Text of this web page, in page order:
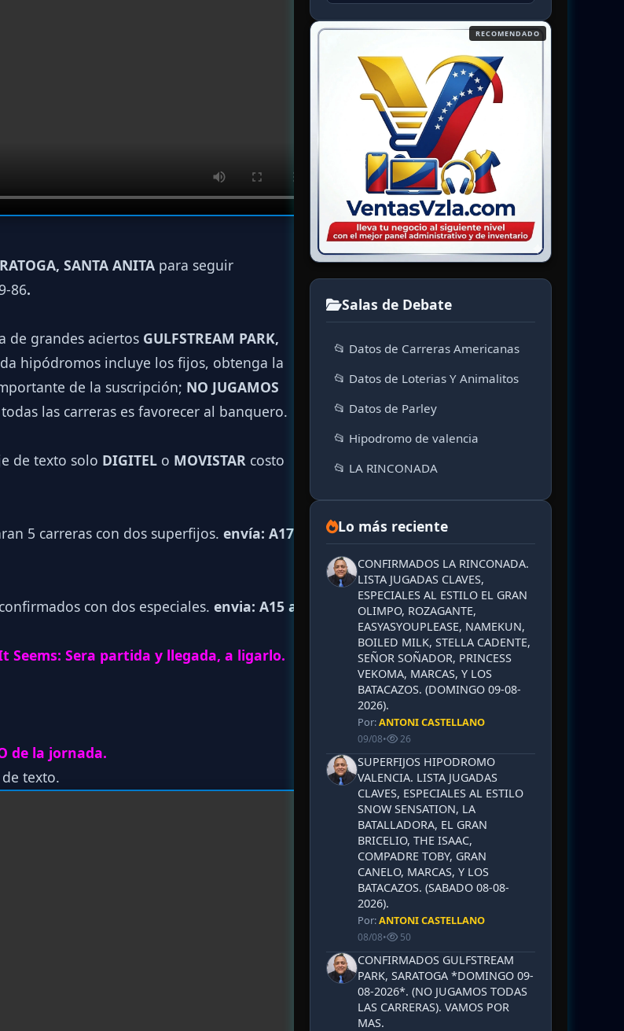
SANTA ANITA para seguir
86.
de grandes aciertos GULFSTREAM PARK,
hipódromos incluye los fijos, obtenga la
de la suscripción; NO JUGAMOS
las carreras es favorecer al banquero.
de texto solo DIGITEL o MOVISTAR costo
5 carreras con dos superfijos. envía: A17 al
con dos especiales. envia: A15 al
Seems: Sera partida y llegada, a ligarlo.
de la jornada.
texto.
RECOMENDADO
Salas de Debate
📂 Datos de Carreras Americanas
📂 Datos de Loterias Y Animalitos
📂 Datos de Parley
📂 Hipodromo de valencia
📂 LA RINCONADA
Lo más reciente
CONFIRMADOS LA RINCONADA.
LISTA JUGADAS CLAVES,
ESPECIALES AL ESTILO EL GRAN
OLIMPO, ROZAGANTE,
EASYASYOUPLEASE, NAMEKUN,
BOILED MILK, STELLA CADENTE,
SEÑOR SOÑADOR, PRINCESS
VEKOMA, MARCAS, Y LOS
BATACAZOS. (DOMINGO 09-08-
2026).
Por:ANTONI CASTELLANO
09/08• 26
SUPERFIJOS HIPODROMO
VALENCIA. LISTA JUGADAS
CLAVES, ESPECIALES AL ESTILO
SNOW SENSATION, LA
BATALLADORA, EL GRAN
BRICELIO, THE ISAAC,
COMPADRE TOBY, GRAN
CANELO, MARCAS, Y LOS
BATACAZOS. (SABADO 08-08-
2026).
Por:ANTONI CASTELLANO
08/08• 50
CONFIRMADOS GULFSTREAM
PARK, SARATOGA *DOMINGO 09-
08-2026*. (NO JUGAMOS TODAS
LAS CARRERAS). VAMOS POR
MAS.